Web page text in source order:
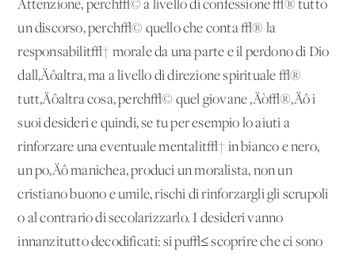
Attenzione, perch√© a livello di confessione √® tutto
un discorso, perch√© quello che conta √® la
responsabilit√† morale da una parte e il perdono di Dio
dall‚Äôaltra, ma a livello di direzione spirituale √®
tutt‚Äôaltra cosa, perch√© quel giovane ‚Äò√®‚Äô i
suoi desideri e quindi, se tu per esempio lo aiuti a
rinforzare una eventuale mentalit√† in bianco e nero,
un po‚Äô manichea, produci un moralista, non un
cristiano buono e umile, rischi di rinforzargli gli scrupoli
o al contrario di secolarizzarlo. I desideri vanno
innanzitutto decodificati: si pu√≤ scoprire che ci sono